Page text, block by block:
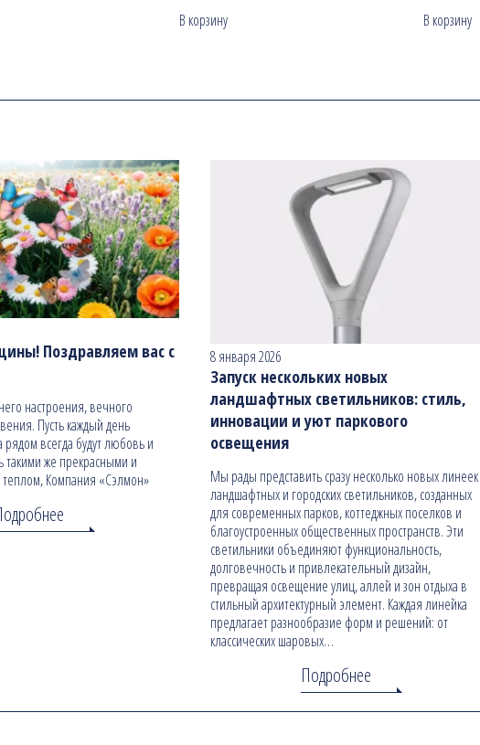
В корзину
В корзину
Поздравляем вас с
настроения, вечного
Пусть каждый день
рядом всегда будут любовь и
такими же прекрасными и
Компания «Сэлмон»
8 января 2026
Запуск нескольких новых
ландшафтных светильников: стиль,
инновации и уют паркового
освещения
Мы рады представить сразу несколько новых линеек
ландшафтных и городских светильников, созданных
для современных парков, коттеджных поселков и
благоустроенных общественных пространств. Эти
светильники объединяют функциональность,
долговечность и привлекательный дизайн,
превращая освещение улиц, аллей и зон отдыха в
стильный архитектурный элемент. Каждая линейка
предлагает разнообразие форм и решений: от
классических шаровых…
Подробнее